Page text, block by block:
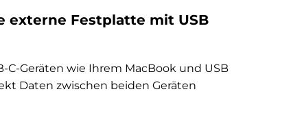
externe Festplatte mit USB
C-Geräten wie Ihrem MacBook und USB
Daten zwischen beiden Geräten